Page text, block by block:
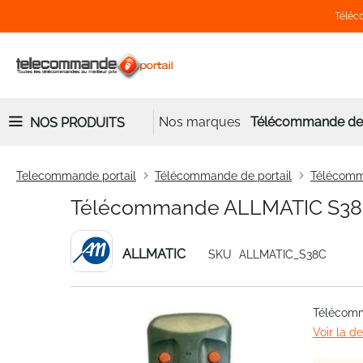
NOS PRODUITS Nos marques Télécommande
Telecommande portail Télécommande de portail
Télécommande ALLMATIC
ALLMATIC SKU ALLMATIC_S38C
Voir la